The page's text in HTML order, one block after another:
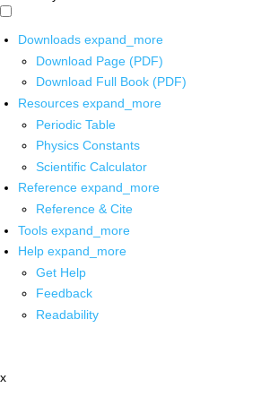
Downloads expand_more
Download Page (PDF)
Download Full Book (PDF)
Resources expand_more
Periodic Table
Physics Constants
Scientific Calculator
Reference expand_more
Reference & Cite
Tools expand_more
Help expand_more
Get Help
Feedback
Readability
x